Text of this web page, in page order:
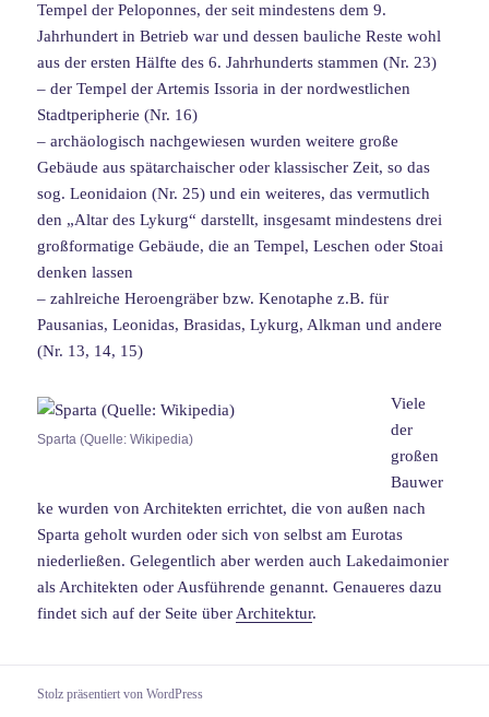
Tempel der Peloponnes, der seit mindestens dem 9.
Jahrhundert in Betrieb war und dessen bauliche Reste wohl
aus der ersten Hälfte des 6. Jahrhunderts stammen (Nr. 23)
– der Tempel der Artemis Issoria in der nordwestlichen
Stadtperipherie (Nr. 16)
– archäologisch nachgewiesen wurden weitere große
Gebäude aus spätarchaischer oder klassischer Zeit, so das
sog. Leonidaion (Nr. 25) und ein weiteres, das vermutlich
den „Altar des Lykurg“ darstellt, insgesamt mindestens drei
großformatige Gebäude, die an Tempel, Leschen oder Stoai
denken lassen
– zahlreiche Heroengräber bzw. Kenotaphe z.B. für
Pausanias, Leonidas, Brasidas, Lykurg, Alkman und andere
(Nr. 13, 14, 15)
Sparta (Quelle: Wikipedia)
Viele
der
großen
Bauwer
ke wurden von Architekten errichtet, die von außen nach
Sparta geholt wurden oder sich von selbst am Eurotas
niederließen. Gelegentlich aber werden auch Lakedaimonier
als Architekten oder Ausführende genannt. Genaueres dazu
findet sich auf der Seite überArchitektur.
Stolz präsentiert von WordPress